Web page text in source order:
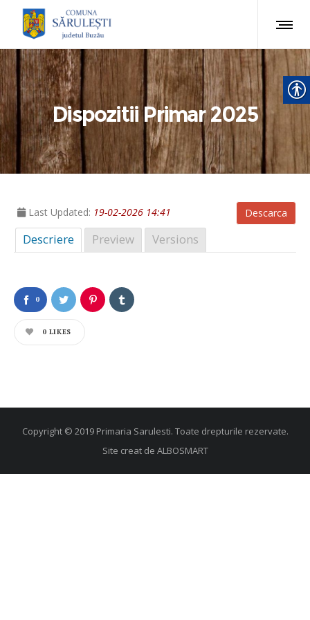
Dispozitii Primar 2025
Descarca
Last Updated: 19-02-2026 14:41
Descriere Preview Versions
0
0 LIKES
Copyright © 2019 Primaria Sarulesti. Toate drepturile rezervate.
Site creat de ALBOSMART